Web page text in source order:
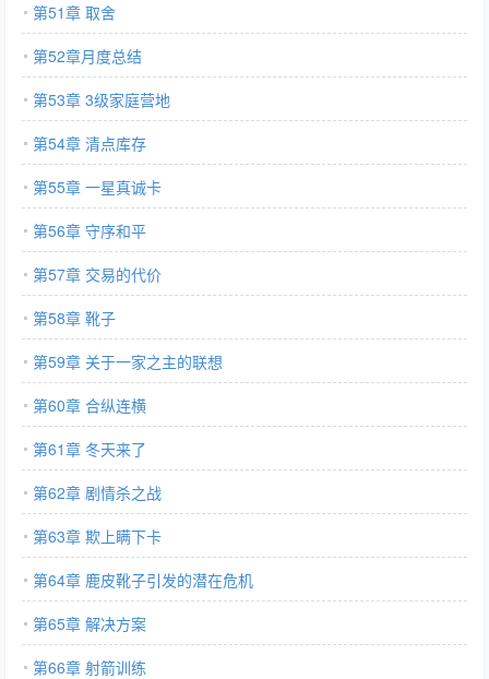
第51章 取舍
第52章月度总结
第53章 3级家庭营地
第54章 清点库存
第55章 一星真诚卡
第56章 守序和平
第57章 交易的代价
第58章 靴子
第59章 关于一家之主的联想
第60章 合纵连横
第61章 冬天来了
第62章 剧情杀之战
第63章 欺上瞒下卡
第64章 鹿皮靴子引发的潜在危机
第65章 解决方案
第66章 射箭训练